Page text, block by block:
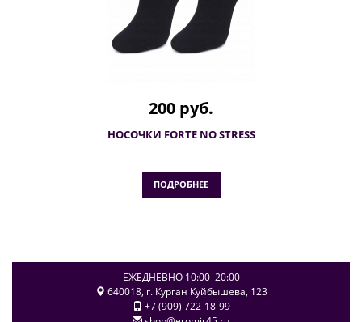
200 руб.
НОСОЧКИ FORTE NO STRESS
ПОДРОБНЕЕ
ЕЖЕДНЕВНО 10:00–20:00
640018, г. Курган Куйбышева, 123
+7 (909) 722-18-99